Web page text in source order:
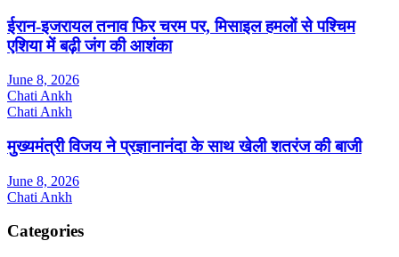
ईरान-इजरायल तनाव फिर चरम पर, मिसाइल हमलों से पश्चिम
एशिया में बढ़ी जंग की आशंका
June 8, 2026
Chati Ankh
Chati Ankh
मुख्यमंत्री विजय ने प्रज्ञानानंदा के साथ खेली शतरंज की बाजी
June 8, 2026
Chati Ankh
Categories